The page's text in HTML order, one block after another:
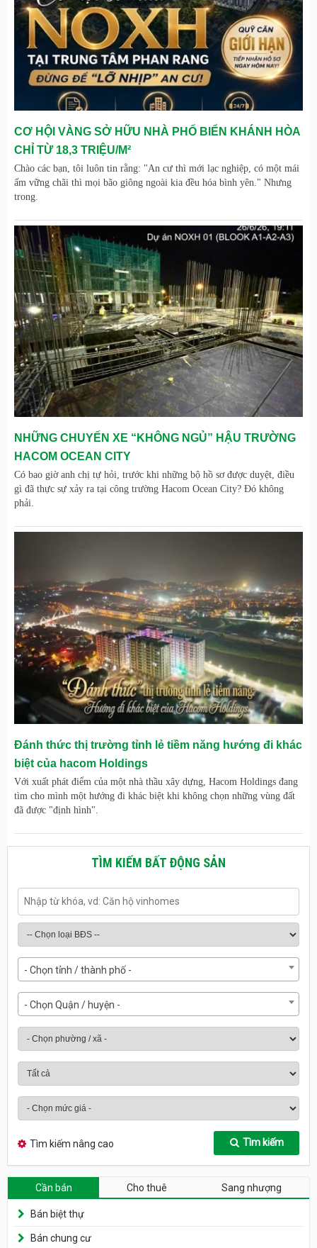
CƠ HỘI VÀNG SỞ HỮU NHÀ PHỐ BIỂN KHÁNH HÒA
CHỈ TỪ 18,3 TRIỆU/M²
Chào các bạn, tôi luôn tin rằng: "An cư thì mới lạc nghiệp, có một mái
ấm vững chãi thì mọi bão giông ngoài kia đều hóa bình yên." Nhưng
trong.
NHỮNG CHUYẾN XE “KHÔNG NGỦ” HẬU TRƯỜNG
HACOM OCEAN CITY
Có bao giờ anh chị tự hỏi, trước khi những bộ hồ sơ được duyệt, điều
gì đã thực sự xảy ra tại công trường Hacom Ocean City? Đó không
phải.
Đánh thức thị trường tỉnh lẻ tiềm năng hướng đi khác
biệt của hacom Holdings
Với xuất phát điểm của một nhà thầu xây dựng, Hacom Holdings đang
tìm cho mình một hướng đi khác biệt khi không chọn những vùng đất
đã được "định hình".
TÌM KIẾM BẤT ĐỘNG SẢN
- Chọn tỉnh / thành phố -
- Chọn Quận / huyện -
Tìm kiếm nâng cao Tìm kiếm
Cần bán Cho thuê Sang nhượng
Bán biệt thự
Bán chung cư